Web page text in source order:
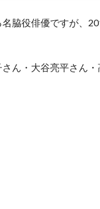
脇役俳優ですが、
ん・大谷亮平さん